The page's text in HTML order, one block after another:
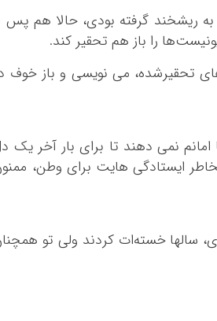
کردستان
کرمان
کهگلویه و بویر
لرستان
مازندران
همدان
به ریشخند گرفته بودی، حالا هم پس
را باز هم تحقیر کند.
تحقیرشده، می نویسی و باز خوف
نمی دهند تا برای بار آخر یک
ایستادگی هایت برای وطن،
سالها خسته‌ات کردند ولی تو